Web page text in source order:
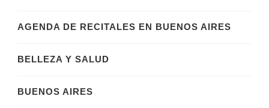
AGENDA DE RECITALES EN BUENOS AIRES
BELLEZA Y SALUD
BUENOS AIRES